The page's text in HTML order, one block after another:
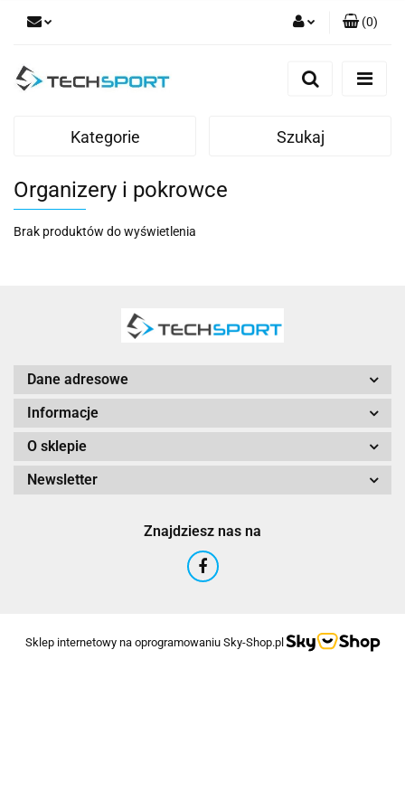
Zaloguj się
(0)
Kategorie Szukaj
Organizery i pokrowce
Brak produktów do wyświetlenia
Dane adresowe
Informacje
O sklepie
Newsletter
Znajdziesz nas na
Sklep internetowy na oprogramowaniu Sky-Shop.pl